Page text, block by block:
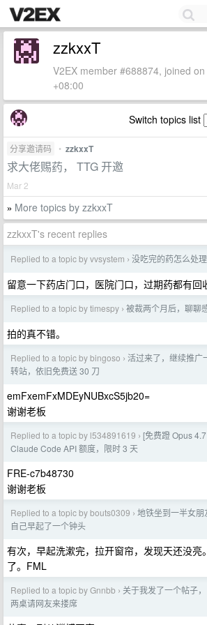
zzkxxT
V2EX member #688874, joined
+08:00
Switch topics list
分享邀请码 • zzkxxT
求大佬赐药， TTG 开邀
Mar 2
» More topics by zzkxxT
zzkxxT's recent replies
Replied to a topic by vvsystem › 没吃完的药怎么处理
留意一下药店门口，医院门口，过期药都有回
Replied to a topic by timespy › 被裁两个月后，聊聊
拍的真不错。
Replied to a topic by bingoso › 活过来了，继续推广
转站，依旧免费送 30 刀
emFxemFxMDEyNUBxcS5jb20=
谢谢老板
Replied to a topic by l534891619 › [免费蹬 Opus
Claude Code API 额度，限时 3 天
FRE-c7b48730
谢谢老板
Replied to a topic by bouts0309 › 地铁坐到一半女
自己早起了一个钟头
有次，早起洗漱完，拉开窗帘，发现天还没亮
了。FML
Replied to a topic by Gnnbb › 关于我发了一个帖子
两桌请网友来搂席